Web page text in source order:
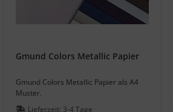
Gmund Colors Metallic Papier
Gmund Colors Metallic Papier als A4
Muster.
Lieferzeit: 3-4 Tage